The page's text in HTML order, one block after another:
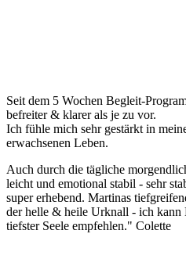
Seit dem 5 Wochen Begleit-
befreiter & klarer als je zu vor.
Ich fühle mich sehr gestärkt in
erwachsenen Leben.
Auch durch die tägliche
leicht und emotional stabil - sehr
super erhebend. Martinas
der helle & heile Urknall - ich kann
tiefster Seele empfehlen." Colette